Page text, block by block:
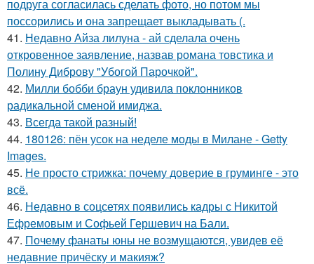
подруга согласилась сделать фото, но потом мы
поссорились и она запрещает выкладывать (.
41. Недавно Айза лилуна - ай сделала очень
откровенное заявление, назвав романа товстика и
Полину Диброву "Убогой Парочкой".
42. Милли бобби браун удивила поклонников
радикальной сменой имиджа.
43. Всегда такой разный!
44. 180126: пён усок на неделе моды в Милане - Getty
Images.
45. Не просто стрижка: почему доверие в груминге - это
всё.
46. Недавно в соцсетях появились кадры с Никитой
Ефремовым и Софьей Гершевич на Бали.
47. Почему фанаты юны не возмущаются, увидев её
недавние причёску и макияж?